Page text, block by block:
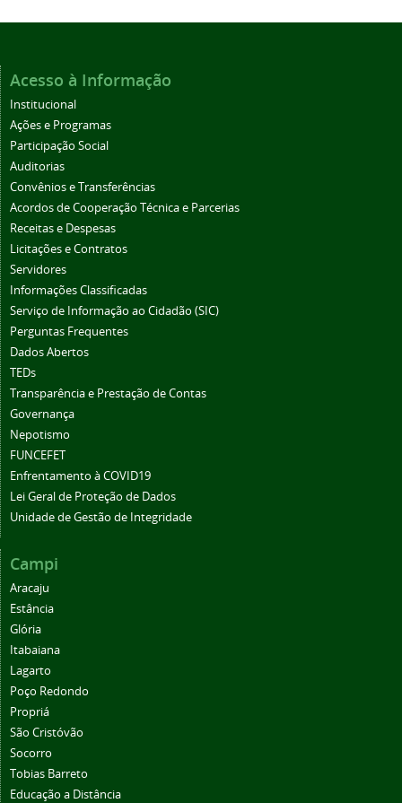
Acesso à Informação
Institucional
Ações e Programas
Participação Social
Auditorias
Convênios e Transferências
Acordos de Cooperação Técnica e Parcerias
Receitas e Despesas
Licitações e Contratos
Servidores
Informações Classificadas
Serviço de Informação ao Cidadão (SIC)
Perguntas Frequentes
Dados Abertos
TEDs
Transparência e Prestação de Contas
Governança
Nepotismo
FUNCEFET
Enfrentamento à COVID19
Lei Geral de Proteção de Dados
Unidade de Gestão de Integridade
Campi
Aracaju
Estância
Glória
Itabaiana
Lagarto
Poço Redondo
Propriá
São Cristóvão
Socorro
Tobias Barreto
Educação a Distância